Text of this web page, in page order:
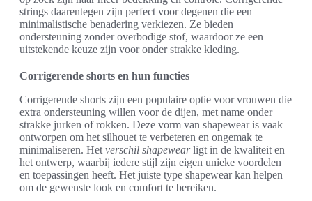
strings daarentegen zijn perfect voor degenen die een
minimalistische benadering verkiezen. Ze bieden
ondersteuning zonder overbodige stof, waardoor ze een
uitstekende keuze zijn voor onder strakke kleding.
Corrigerende shorts en hun functies
Corrigerende shorts zijn een populaire optie voor vrouwen die
extra ondersteuning willen voor de dijen, met name onder
strakke jurken of rokken. Deze vorm van shapewear is vaak
ontworpen om het silhouet te verbeteren en ongemak te
minimaliseren. Het verschil shapewearligt in de kwaliteit en
het ontwerp, waarbij iedere stijl zijn eigen unieke voordelen
en toepassingen heeft. Het juiste type shapewear kan helpen
om de gewenste look en comfort te bereiken.